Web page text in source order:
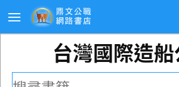
台灣國際造